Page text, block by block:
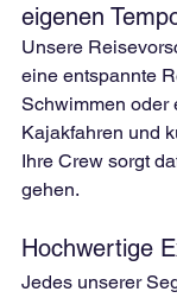
eigenen
Unsere
eine entspannte
Schwimmen oder
Kajakfahren und
Ihre Crew sorgt
gehen.
Hochwertige
Jedes unserer